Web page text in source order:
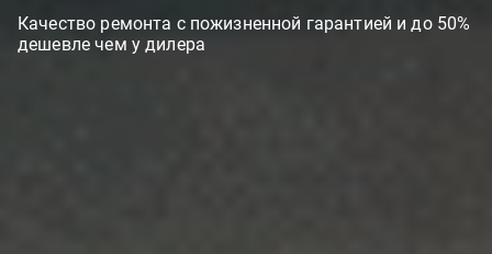
Качество ремонта с пожизненной гарантией и до 50%
дешевле чем у дилера